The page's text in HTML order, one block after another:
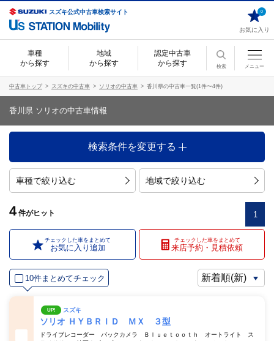
スズキ公式中古車検索サイト
お気に入り
0
車種
から探す
地域
から探す
認定中古車
から探す
検索 メニュー
中古車トップ スズキの中古車 ソリオの中古車 香川県の中古車一覧(1件〜4件)
香川県 ソリオの中古車情報
検索条件を変更する
車種で絞り込む 地域で絞り込む
4 件がヒット 1
チェックした車をまとめて
お気に入り追加
チェックした車をまとめて
来店予約・見積依頼
10件まとめてチェック
UP! スズキ
ソリオ ＨＹＢＲＩＤ ＭＸ ３型
ドライブレコーダー バックカメラ Ｂｌｕｅｔｏｏｔｈ オートライト ス